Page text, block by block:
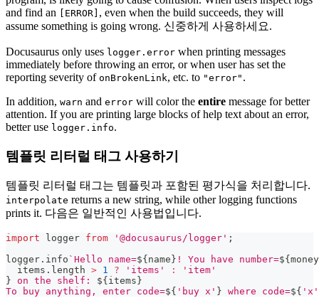
and find an
[ERROR] , even when the build succeeds, they will
assume something is going wrong. 신중하게 사용하세요.
Docusaurus only uses logger.error when printing messages
immediately before throwing an error, or when user has set the
reporting severity of onBrokenLink, etc. to "error" .
In addition, warn and error will color the entire message for better
attention. If you are printing large blocks of help text about an error,
better use logger.info.
템플릿 리터럴 태그 사용하기
템플릿 리터럴 태그는 템플릿과 포함된 평가식을 처리합니다.
interpolate returns a new string, while other logging functions
prints it. 다음은 일반적인 사용법입니다.
import logger from '@docusaurus/logger' ;
logger . info ` Hello name=${ name } ! You have number=${ money
  items
. length > 1 ? 'items' :
'item'
} on the shelf: ${ items }
To buy anything, enter code=${ 'buy x' } where code=${ 'x'